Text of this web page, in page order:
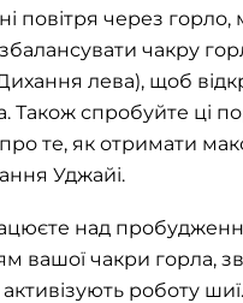
повітря через горло,
чакру
лева), щоб
Також спробуйте ці
те, як отримати
Уджайі.
над
вашої чакри горла,
активізують роботу